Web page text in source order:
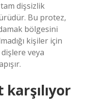
dişsizlik
Bu protez,
bölgesini
kişiler için
veya